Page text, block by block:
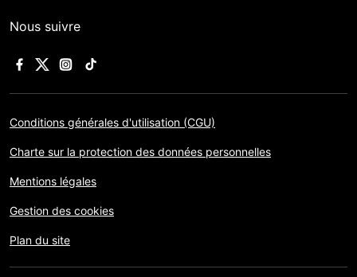
Nous suivre
Conditions générales d'utilisation (CGU)
Charte sur la protection des données personnelles
Mentions légales
Gestion des cookies
Plan du site